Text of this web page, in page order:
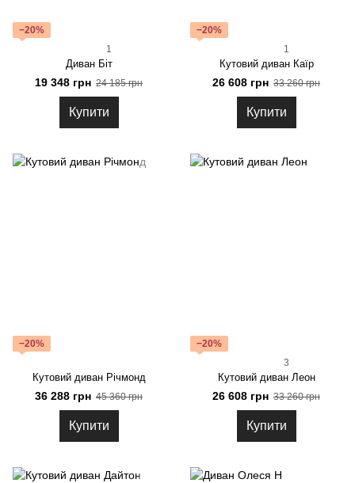
−20%
1
Диван Біт
19 348 грн 24 185 грн
Купити
−20%
1
Кутовий диван Каїр
26 608 грн 33 260 грн
Купити
−20%
Кутовий диван Річмонд
36 288 грн 45 360 грн
Купити
−20%
3
Кутовий диван Леон
26 608 грн 33 260 грн
Купити